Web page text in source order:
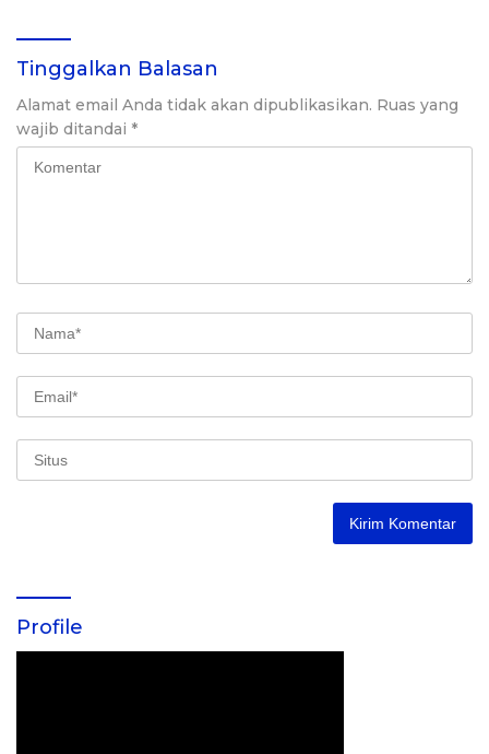
Tinggalkan Balasan
Alamat email Anda tidak akan dipublikasikan. Ruas yang
wajib ditandai *
Profile